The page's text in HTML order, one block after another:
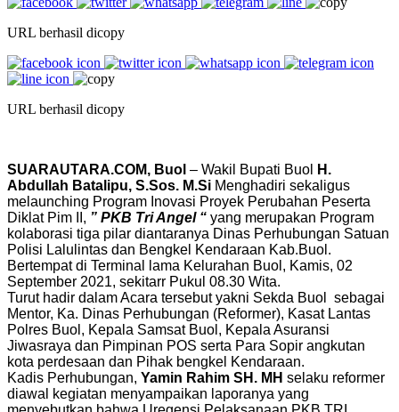
URL berhasil dicopy
URL berhasil dicopy
SUARAUTARA.COM, Buol – Wakil Bupati Buol
H.
Abdullah Batalipu, S.Sos. M.Si Menghadiri sekaligus
melaunching Program Inovasi Proyek Perubahan Peserta
Diklat Pim II, ” PKB Tri Angel “ yang merupakan Program
kolaborasi tiga pilar diantaranya Dinas Perhubungan Satuan
Polisi Lalulintas dan Bengkel Kendaraan Kab.Buol.
Bertempat di Terminal lama Kelurahan Buol, Kamis, 02
September 2021, sekitarr Pukul 08.30 Wita.
Turut hadir dalam Acara tersebut yakni Sekda Buol sebagai
Mentor, Ka. Dinas Perhubungan (Reformer), Kasat Lantas
Polres Buol, Kepala Samsat Buol, Kepala Asuransi
Jiwasraya dan Pimpinan POS serta Para Sopir angkutan
kota perdesaan dan Pihak bengkel Kendaraan.
Kadis Perhubungan, Yamin Rahim SH. MH selaku reformer
diawal kegiatan menyampaikan laporanya yang